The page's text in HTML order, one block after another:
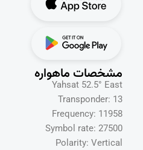
مشخصات ماهواره
Yahsat 52.5° East
Transponder: 13
Frequency: 11958
Symbol rate: 27500
Polarity: Vertical